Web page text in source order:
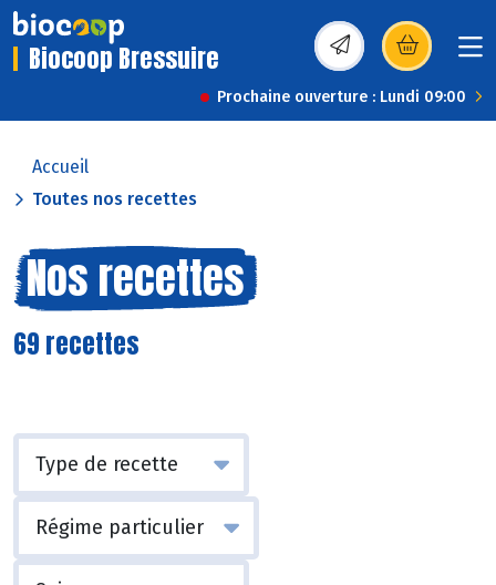
Biocoop Bressuire (s’ouvre dans une
Prochaine ouverture : Lundi 09:00
Accueil
Toutes nos recettes
Nos recettes
69 recettes